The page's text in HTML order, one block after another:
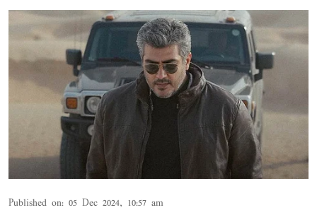
Published on: 05 Dec 2024, 10:57 am